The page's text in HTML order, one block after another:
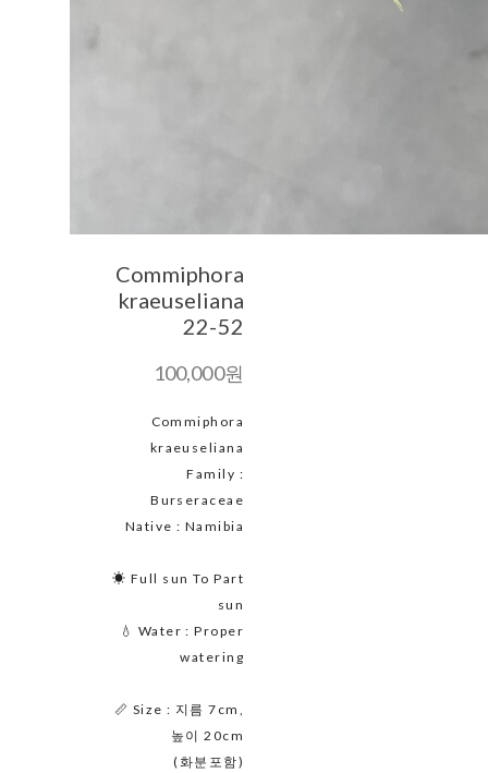
Commiphora
kraeuseliana
22-52
100,000원
Commiphora
kraeuseliana
Family :
Burseraceae
Native : Namibia
☀ Full sun To Part
sun
💧 Water : Proper
watering
📏 Size : 지름 7cm,
높이 20cm
(화분포함)